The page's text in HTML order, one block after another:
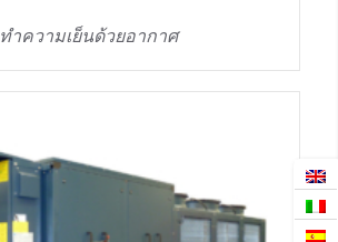
ทำความเย็นด้วยอากาศ